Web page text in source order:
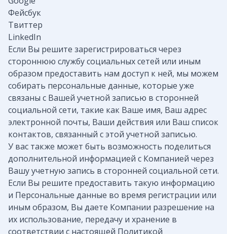
Фейсбук
Твиттер
LinkedIn
Если Вы решите зарегистрироваться через
стороннюю службу социальных сетей или иным
образом предоставить нам доступ к ней, мы можем
собирать персональные данные, которые уже
связаны с Вашей учетной записью в сторонней
социальной сети, такие как Ваше имя, Ваш адрес
электронной почты, Ваши действия или Ваш список
контактов, связанный с этой учетной записью.
У вас также может быть возможность поделиться
дополнительной информацией с Компанией через
Вашу учетную запись в сторонней социальной сети.
Если Вы решите предоставить такую ​​информацию
и Персональные данные во время регистрации или
иным образом, Вы даете Компании разрешение на
их использование, передачу и хранение в
соответствии с настоящей Политикой